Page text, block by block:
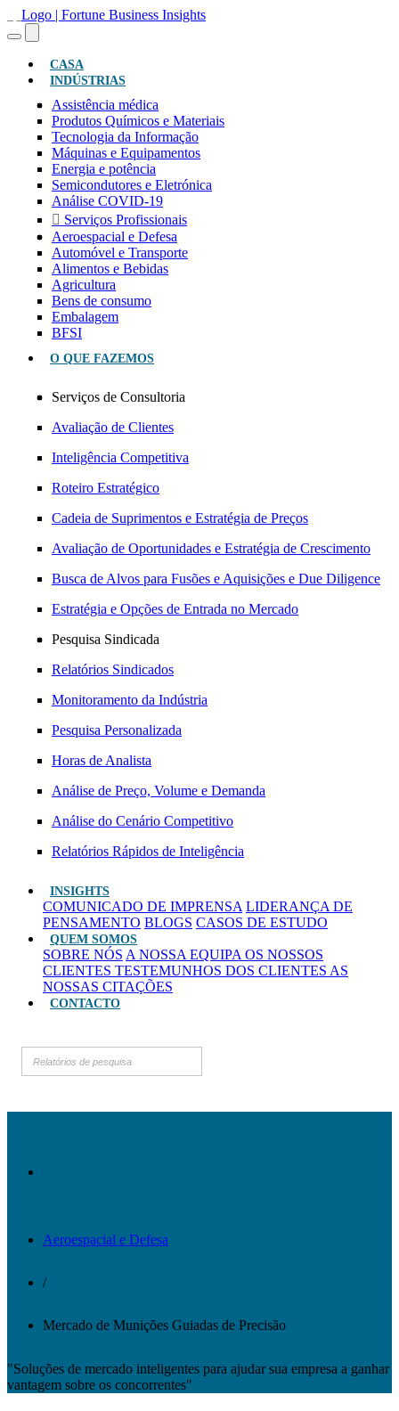
CASA
INDÚSTRIAS
Assistência médica
Produtos Químicos e Materiais
Tecnologia da Informação
Máquinas e Equipamentos
Energia e potência
Semicondutores e Eletrónica
Análise COVID-19
Serviços Profissionais
Aeroespacial e Defesa
Automóvel e Transporte
Alimentos e Bebidas
Agricultura
Bens de consumo
Embalagem
BFSI
O QUE FAZEMOS
Serviços de Consultoria
Avaliação de Clientes
Inteligência Competitiva
Roteiro Estratégico
Cadeia de Suprimentos e Estratégia de Preços
Avaliação de Oportunidades e Estratégia de Crescimento
Busca de Alvos para Fusões e Aquisições e Due Diligence
Estratégia e Opções de Entrada no Mercado
Pesquisa Sindicada
Relatórios Sindicados
Monitoramento da Indústria
Pesquisa Personalizada
Horas de Analista
Análise de Preço, Volume e Demanda
Análise do Cenário Competitivo
Relatórios Rápidos de Inteligência
INSIGHTS
COMUNICADO DE IMPRENSA LIDERANÇA DE
PENSAMENTO BLOGS CASOS DE ESTUDO
QUEM SOMOS
SOBRE NÓS A NOSSA EQUIPA OS NOSSOS
CLIENTES TESTEMUNHOS DOS CLIENTES AS
NOSSAS CITAÇÕES
CONTACTO
Aeroespacial e Defesa
/
Mercado de Munições Guiadas de Precisão
"Soluções de mercado inteligentes para ajudar sua empresa a ganhar
vantagem sobre os concorrentes"